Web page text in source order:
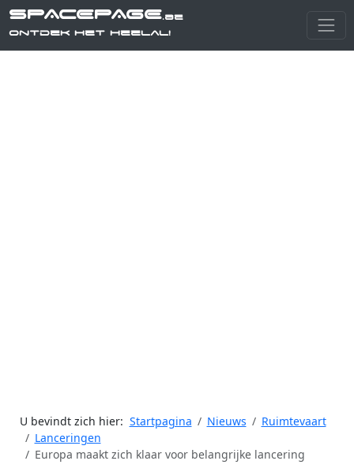
SPACEPAGE.be
Ontdek het heelal!
U bevindt zich hier: Startpagina Nieuws
Ruimtevaart
Lanceringen
Europa maakt zich klaar voor belangrijke lancering